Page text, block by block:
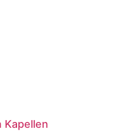
Kapellen